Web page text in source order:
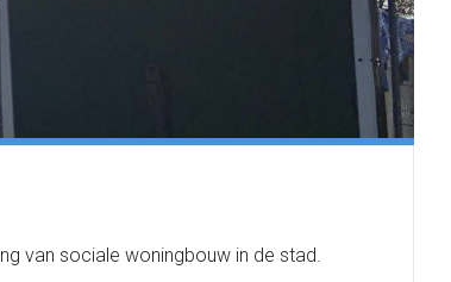
van sociale woningbouw in de stad.